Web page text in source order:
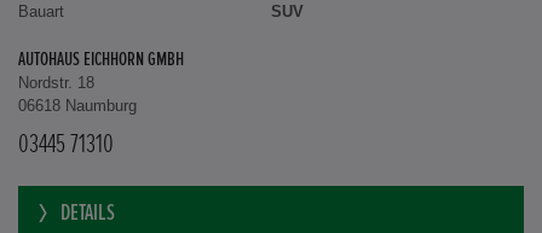
Bauart
SUV
AUTOHAUS EICHHORN GMBH
Nordstr. 18
06618 Naumburg
03445 71310
DETAILS